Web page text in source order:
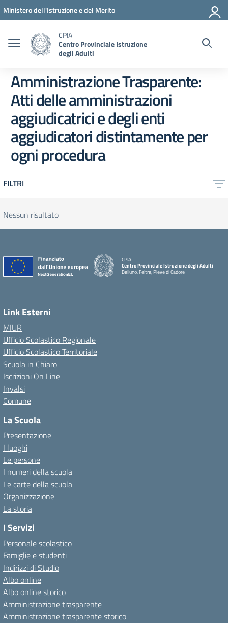
Vai ai contenuti
Vai al menu di navigazione
Vai al footer
Ministero dell'Istruzione e del Merito
CPIA
Centro Provinciale Istruzione
degli Adulti
Amministrazione Trasparente:
Atti delle amministrazioni
aggiudicatrici e degli enti
aggiudicatori distintamente per
ogni procedura
FILTRI
Nessun risultato
CPIA
Centro Provinciale Istruzione degli Adulti
Belluno, Feltre, Pieve di Cadore
Link Esterni
MIUR
Ufficio Scolastico Regionale
Ufficio Scolastico Territoriale
Scuola in Chiaro
Iscrizioni On Line
Invalsi
Comune
La Scuola
Presentazione
I luoghi
Le persone
I numeri della scuola
Le carte della scuola
Organizzazione
La storia
I Servizi
Personale scolastico
Famiglie e studenti
Indirizzi di Studio
Albo online
Albo online storico
Amministrazione trasparente
Amministrazione trasparente storico